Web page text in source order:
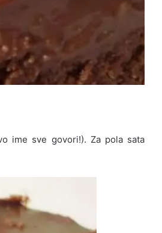
ime sve govori!). Za pola sata